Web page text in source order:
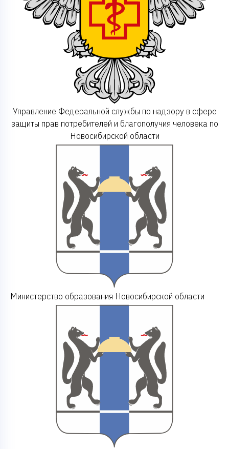
Управление Федеральной службы по надзору в сфере
защиты прав потребителей и благополучия человека по
Новосибирской области
Министерство образования Новосибирской области